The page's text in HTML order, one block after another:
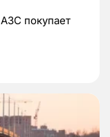
покупает